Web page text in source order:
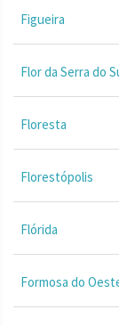
Figueira
Flor da Serra do
Floresta
Florestópolis
Flórida
Formosa do